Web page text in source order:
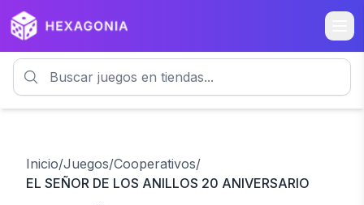
Inicio/Juegos/Cooperativos/
EL SEÑOR DE LOS ANILLOS 20 ANIVERSARIO